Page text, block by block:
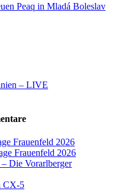
Peaq in Mladá Boleslav
– LIVE
Frauenfeld 2026
Frauenfeld 2026
Die Vorarlberger
CX-5